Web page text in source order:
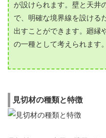
が設けられます。壁と天井
で、明確な境界線を設ける
出すことができます。廻縁
の一種として考えられます。
見切材の種類と特徴